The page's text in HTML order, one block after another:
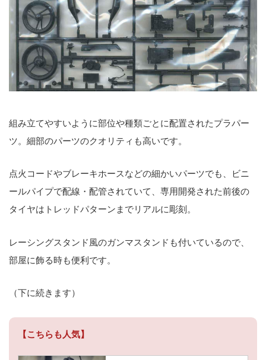
組み立てやすいように部位や種類ごとに配置されたプラパー
ツ。細部のパーツのクオリティも高いです。
点火コードやブレーキホースなどの細かいパーツでも、ビニ
ールパイプで配線・配管されていて、専用開発された前後の
タイヤはトレッドパターンまでリアルに彫刻。
レーシングスタンド風のガンマスタンドも付いているので、
部屋に飾る時も便利です。
（下に続きます）
【こちらも人気】